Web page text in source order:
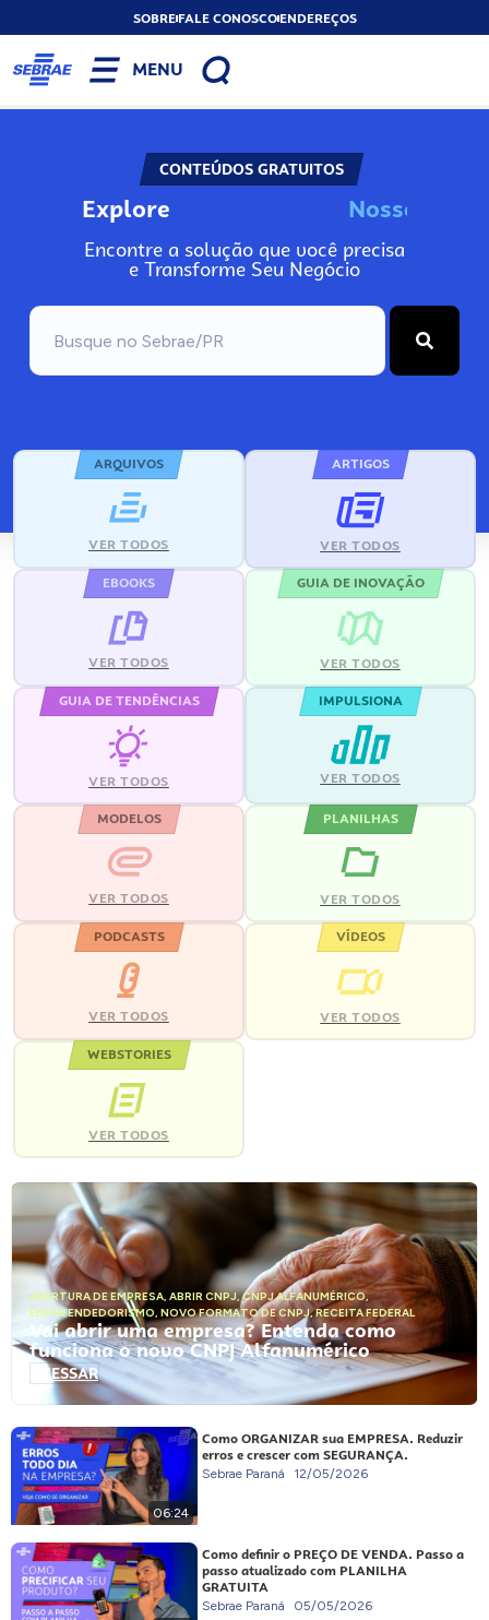
SOBREFALE CONOSCOENDEREÇOS
MENU
CONTEÚDOS GRATUITOS
Explore N
No
Encontre a solução que você precisa
e Transforme Seu Negócio
ARQUIVOS
VER TODOS
ARTIGOS
VER TODOS
EBOOKS
VER TODOS
GUIA DE INOVAÇÃO
VER TODOS
GUIA DE TENDÊNCIAS
VER TODOS
IMPULSIONA
VER TODOS
MODELOS
VER TODOS
PLANILHAS
VER TODOS
PODCASTS
VER TODOS
VÍDEOS
VER TODOS
WEBSTORIES
VER TODOS
ABERTURA DE EMPRESA, ABRIR CNPJ,CNPJ ALFANUMÉRICO,
EMPREENDEDORISMO, NOVO FORMATO DE CNPJ,RECEITA FEDERAL
Vai abrir uma empresa? Entenda como
funciona o novo CNPJ Alfanumérico
ACESSAR
06:24
Como ORGANIZAR sua EMPRESA. Reduzir
erros e crescer com SEGURANÇA.
Sebrae Paraná 12/05/2026
Como definir o PREÇO DE VENDA. Passo a
passo atualizado com PLANILHA
GRATUITA
Sebrae Paraná 05/05/2026